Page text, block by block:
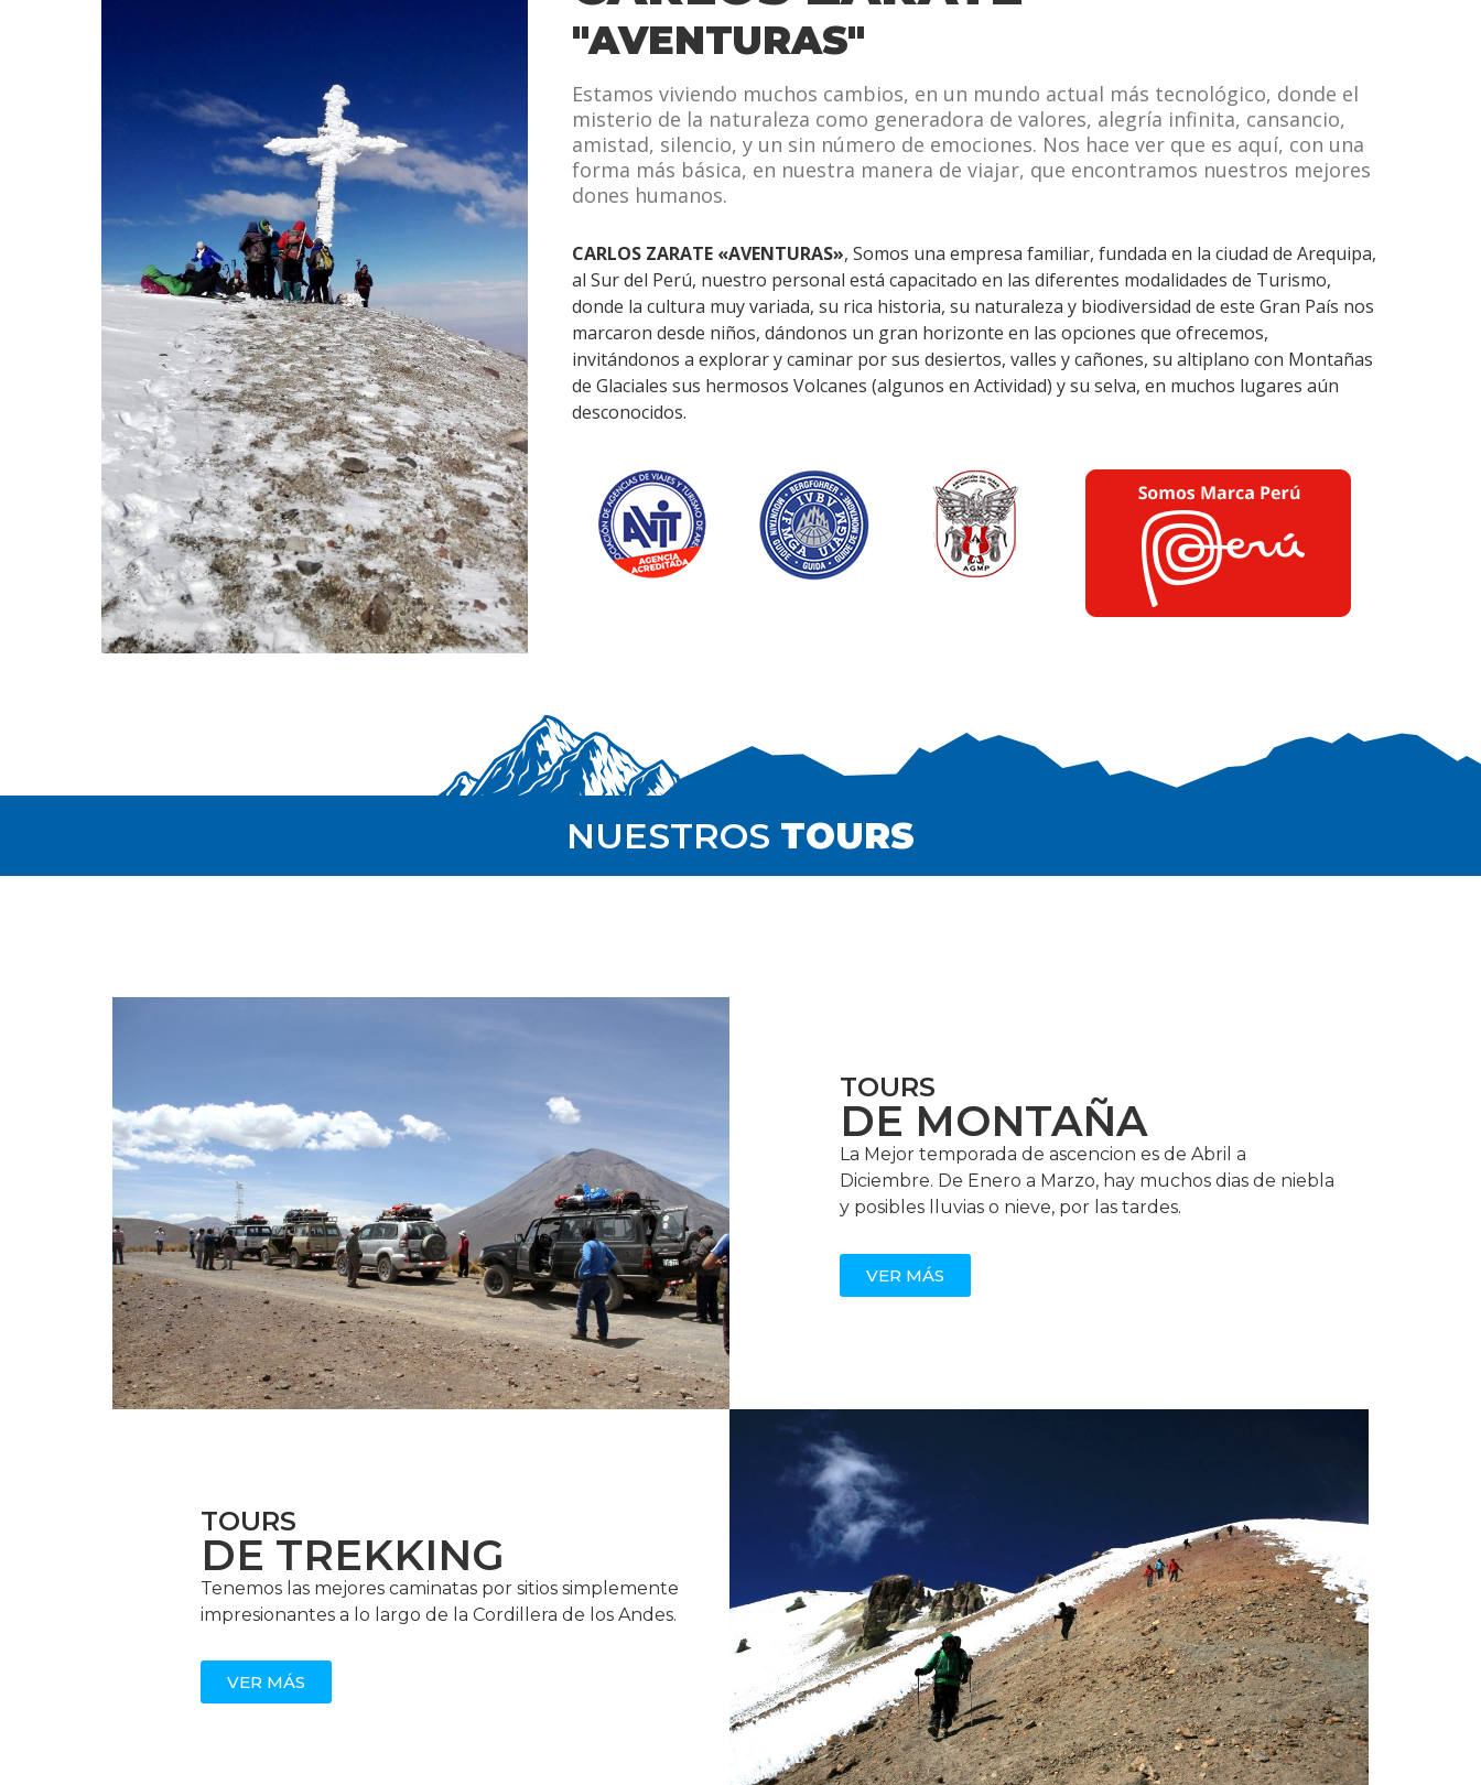
"AVENTURAS"
Estamos viviendo muchos cambios, en un mundo actual más tecnológico, donde el
misterio de la naturaleza como generadora de valores, alegría infinita, cansancio,
amistad, silencio, y un sin número de emociones. Nos hace ver que es aquí, con una
forma más básica, en nuestra manera​ ​de viajar, que encontramos nuestros mejores
dones humanos.
CARLOS ZARATE «AVENTURAS», Somos una empresa familiar, fundada en la ciudad de Arequipa,
al Sur del Perú, nuestro personal está capacitado en las diferentes modalidades de Turismo,
donde la cultura muy variada, su rica historia, su naturaleza y biodiversidad de este Gran País nos
marcaron desde niños, dándonos un gran horizonte en las opciones que ofrecemos,
invitándonos a explorar y caminar por sus desiertos, valles y cañones, su altiplano con Montañas
de Glaciales sus hermosos Volcanes (algunos en Actividad) y su selva, en muchos lugares aún
desconocidos.
NUESTROS TOURS
TOURS
DE MONTAÑA
La Mejor temporada de ascencion es de Abril a
Diciembre. De Enero a Marzo, hay muchos dias de niebla
y posibles lluvias o nieve, por las tardes.
VER MÁS
TOURS
DE TREKKING
Tenemos las mejores caminatas por sitios simplemente
impresionantes a lo largo de la Cordillera de los Andes.
VER MÁS